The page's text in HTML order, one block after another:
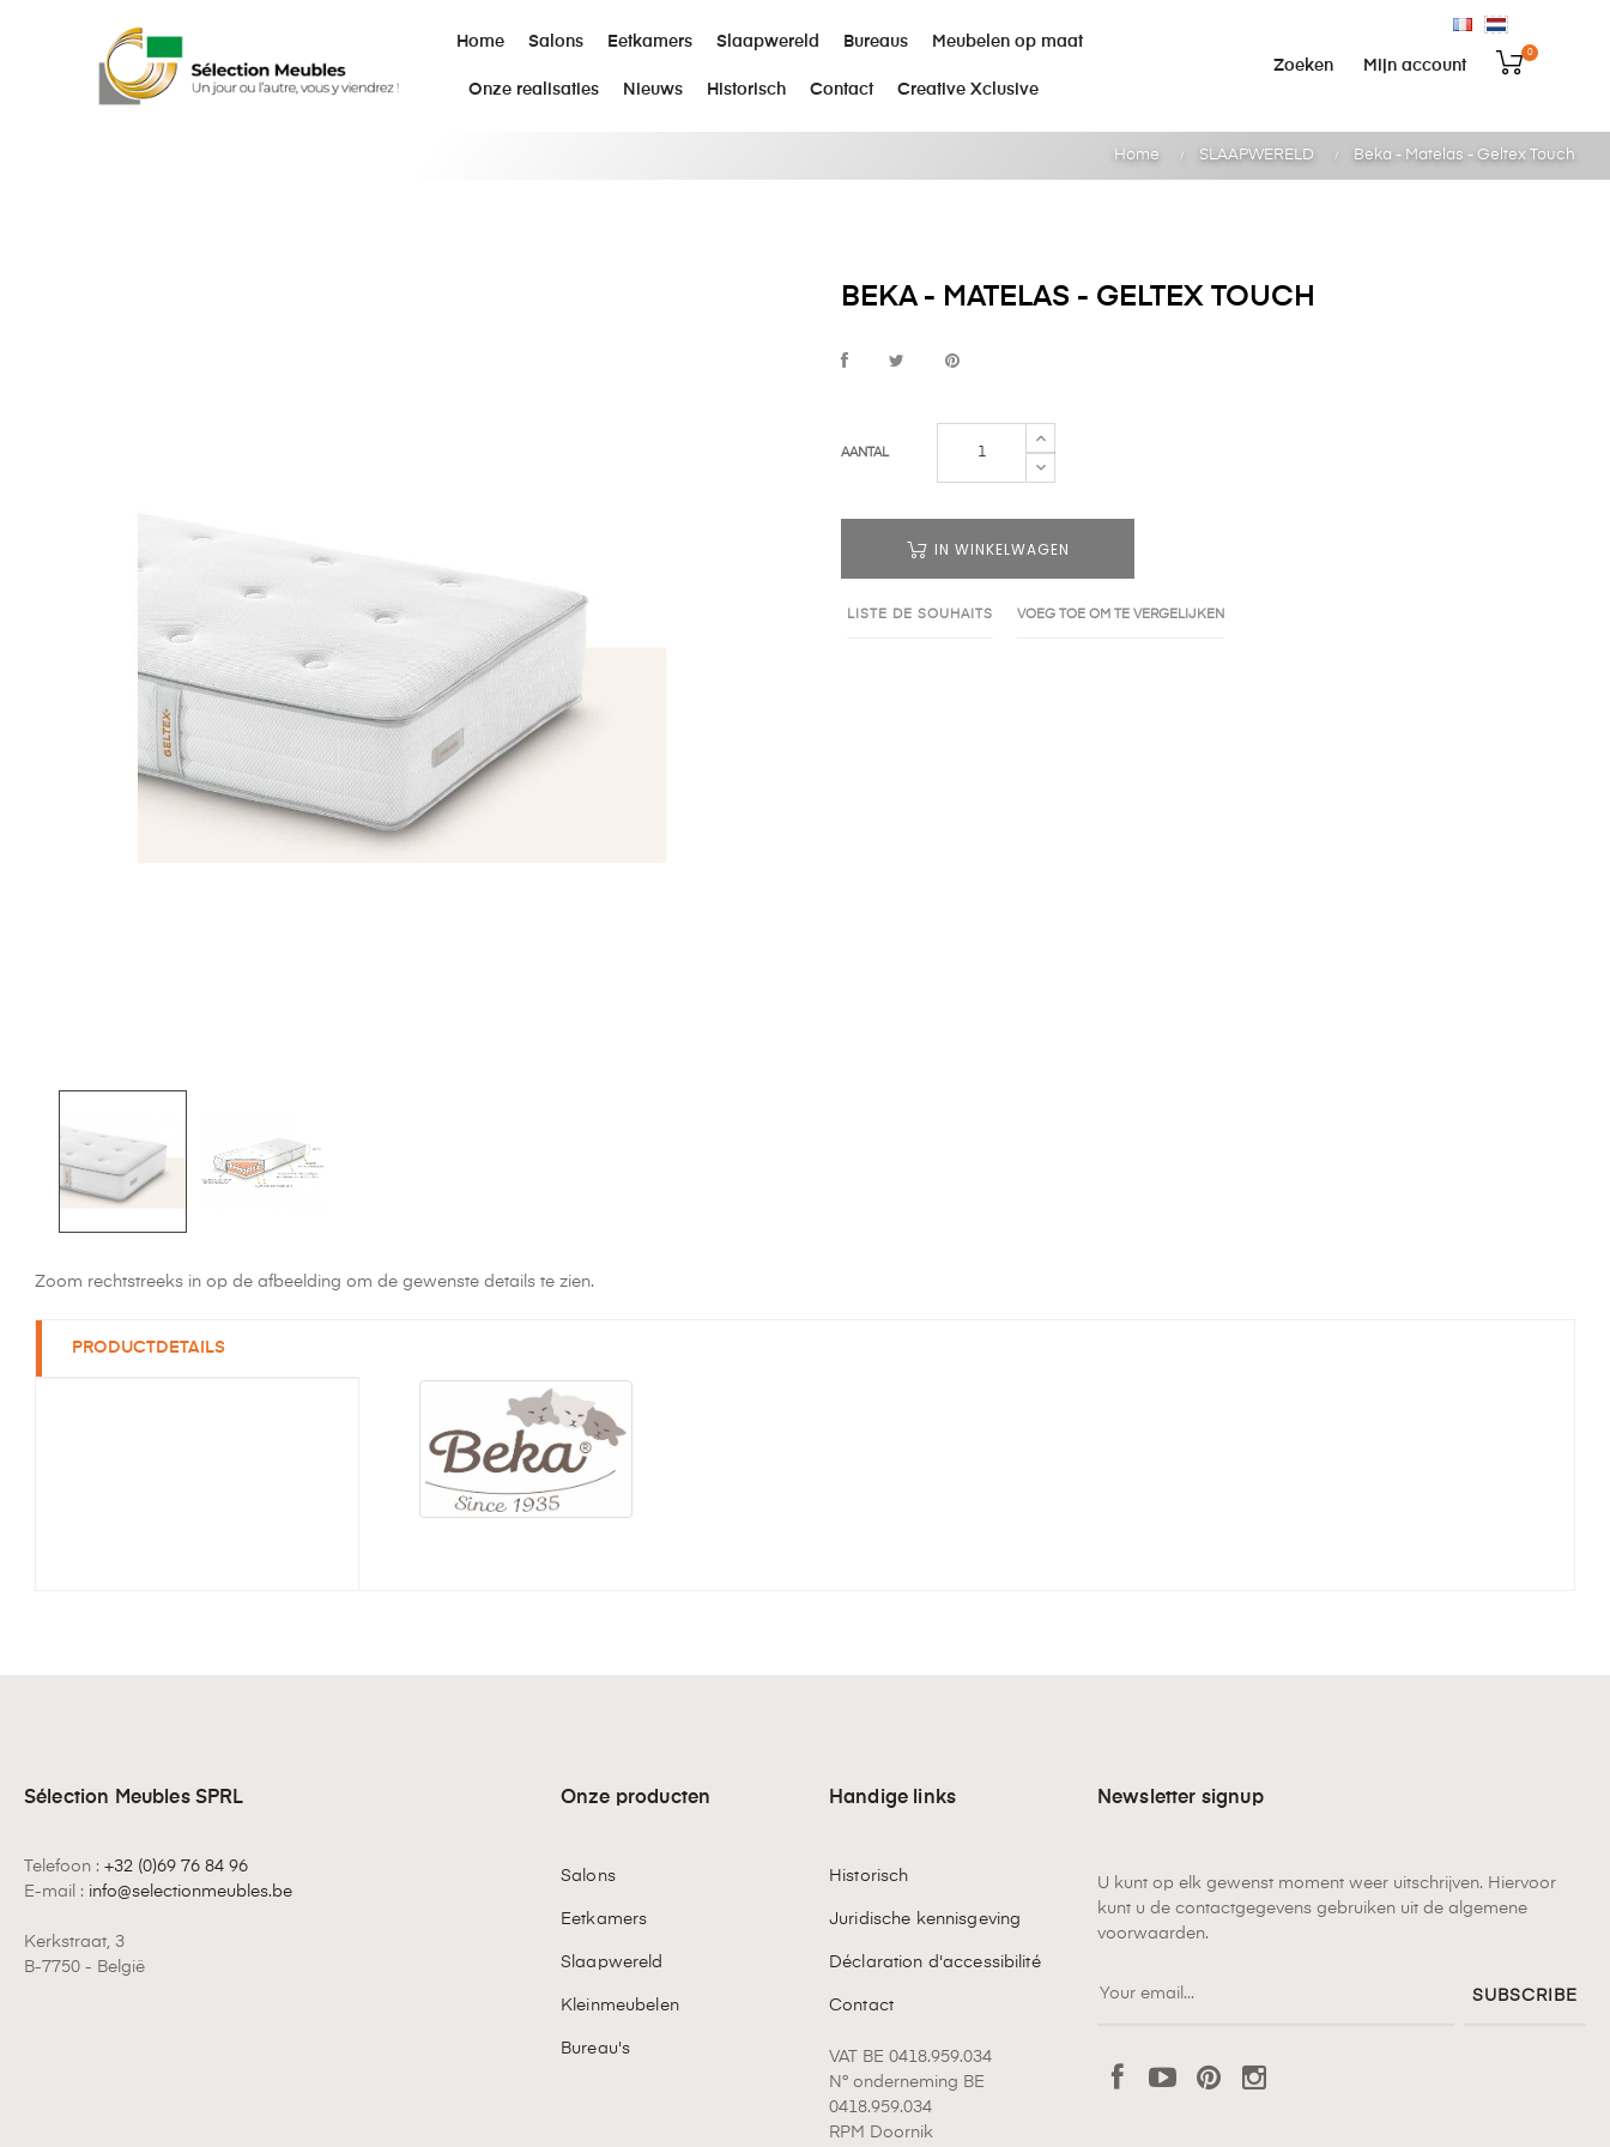
Home Salons Eetkamers Slaapwereld Bureaus Meubelen op maat
Onze realisaties Nieuws Historisch Contact Creative Xclusive
0
Mijn account
Zoeken
Home SLAAPWERELD Beka - Matelas - Geltex Touch
Zoom rechtstreeks in op de afbeelding om de gewenste details te zien.
BEKA - MATELAS - GELTEX TOUCH
AANTAL
IN WINKELWAGEN
LISTE DE SOUHAITS VOEG TOE OM TE VERGELIJKEN
PRODUCTDETAILS
Sélection Meubles SPRL
Telefoon : +32 (0)69 76 84 96
E-mail : info@selectionmeubles.be
Kerkstraat, 3
B-7750 - België
Onze producten
Salons
Eetkamers
Slaapwereld
Kleinmeubelen
Bureau's
Handige links
Historisch
Juridische kennisgeving
Déclaration d'accessibilité
Contact
VAT BE 0418.959.034
N° onderneming BE
0418.959.034
RPM Doornik
Newsletter signup
U kunt op elk gewenst moment weer uitschrijven. Hiervoor
kunt u de contactgegevens gebruiken uit de algemene
voorwaarden.
SUBSCRIBE
FacebookYouTubePinterest